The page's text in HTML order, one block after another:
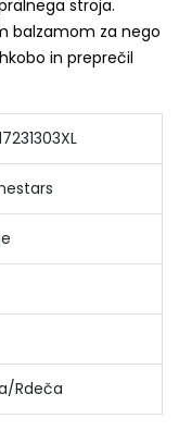
stroja.
balzamom za nego
in preprečil
Rdeča